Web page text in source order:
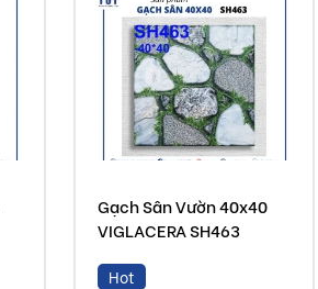
Gạch Sân Vườn 40x40
VIGLACERA SH463
Hot